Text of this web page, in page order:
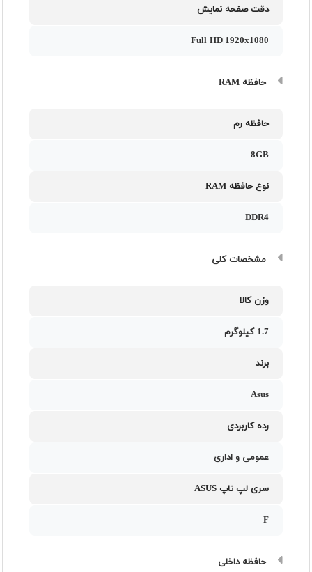
دقت صفحه نمایش
Full HD|1920x1080
حافظه RAM
حافظه رم
8GB
نوع حافظه RAM
DDR4
مشخصات کلی
وزن کالا
1.7 کیلوگرم
برند
Asus
رده کاربردی
عمومی و اداری
سری لپ تاپ ASUS
F
حافظه داخلی